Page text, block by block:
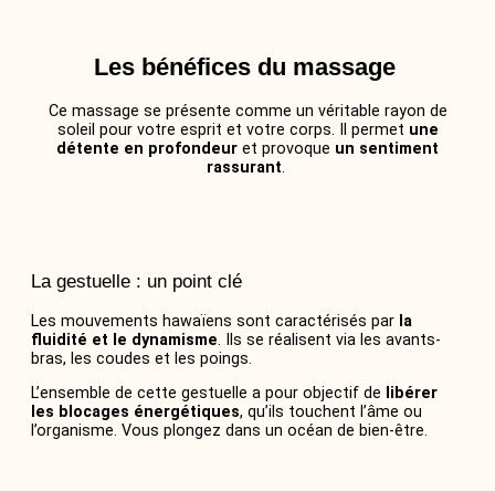
Les bénéfices du massage
Ce massage se présente comme un véritable rayon de
soleil pour votre esprit et votre corps. Il permet une
détente en profondeur et provoque un sentiment
rassurant.
La gestuelle : un point clé
Les mouvements hawaïens sont caractérisés par la
fluidité et le dynamisme. Ils se réalisent via les avants-
bras, les coudes et les poings.
L’ensemble de cette gestuelle a pour objectif de libérer
les blocages énergétiques, qu’ils touchent l’âme ou
l’organisme. Vous plongez dans un océan de bien-être.